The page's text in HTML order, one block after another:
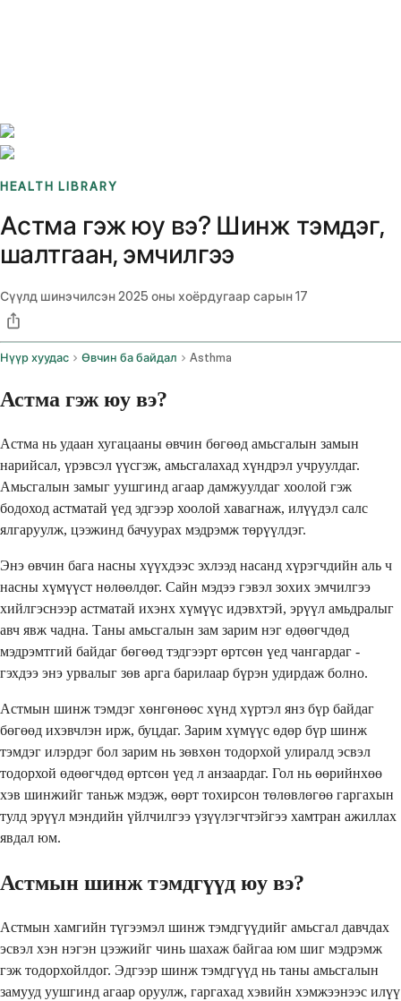
HEALTH LIBRARY
Астма гэж юу вэ? Шинж тэмдэг,
шалтгаан, эмчилгээ
Сүүлд шинэчилсэн2025 оны хоёрдугаар сарын 17
Нүүр хуудас Өвчин ба байдал Asthma
Астма гэж юу вэ?
Астма нь удаан хугацааны өвчин бөгөөд амьсгалын замын
нарийсал, үрэвсэл үүсгэж, амьсгалахад хүндрэл учруулдаг.
Амьсгалын замыг уушгинд агаар дамжуулдаг хоолой гэж
бодоход астматай үед эдгээр хоолой хавагнаж, илүүдэл салс
ялгаруулж, цээжинд бачуурах мэдрэмж төрүүлдэг.
Энэ өвчин бага насны хүүхдээс эхлээд насанд хүрэгчдийн аль ч
насны хүмүүст нөлөөлдөг. Сайн мэдээ гэвэл зохих эмчилгээ
хийлгэснээр астматай ихэнх хүмүүс идэвхтэй, эрүүл амьдралыг
авч явж чадна. Таны амьсгалын зам зарим нэг өдөөгчдөд
мэдрэмтгий байдаг бөгөөд тэдгээрт өртсөн үед чангардаг -
гэхдээ энэ урвалыг зөв арга барилаар бүрэн удирдаж болно.
Астмын шинж тэмдэг хөнгөнөөс хүнд хүртэл янз бүр байдаг
бөгөөд ихэвчлэн ирж, буцдаг. Зарим хүмүүс өдөр бүр шинж
тэмдэг илэрдэг бол зарим нь зөвхөн тодорхой улиралд эсвэл
тодорхой өдөөгчдөд өртсөн үед л анзаардаг. Гол нь өөрийнхөө
хэв шинжийг таньж мэдэж, өөрт тохирсон төлөвлөгөө гаргахын
тулд эрүүл мэндийн үйлчилгээ үзүүлэгчтэйгээ хамтран ажиллах
явдал юм.
Астмын шинж тэмдгүүд юу вэ?
Астмын хамгийн түгээмэл шинж тэмдгүүдийг амьсгал давчдах
эсвэл хэн нэгэн цээжийг чинь шахаж байгаа юм шиг мэдрэмж
гэж тодорхойлдог. Эдгээр шинж тэмдгүүд нь таны амьсгалын
замууд уушгинд агаар оруулж, гаргахад хэвийн хэмжээнээс илүү